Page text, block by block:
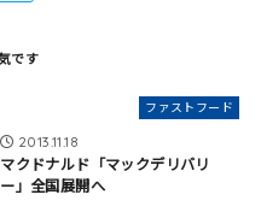
ファストフード
2013.11.18
マクドナルド「マックデリバリ
ー」全国展開へ